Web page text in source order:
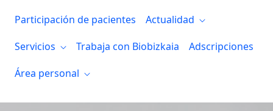
Participación de pacientes
Actualidad
Servicios
Trabaja con Biobizkaia
Adscripciones
Área personal